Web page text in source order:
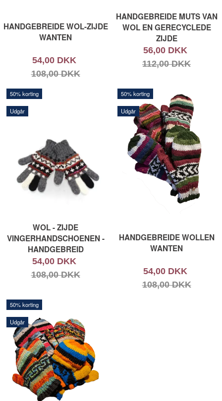
HANDGEBREIDE WOL-ZIJDE
WANTEN
54,00 DKK
108,00 DKK
HANDGEBREIDE MUTS VAN
WOL EN GERECYCLEDE
ZIJDE
56,00 DKK
112,00 DKK
50% korting
Udgår
WOL - ZIJDE
VINGERHANDSCHOENEN -
HANDGEBREID
54,00 DKK
108,00 DKK
50% korting
Udgår
HANDGEBREIDE WOLLEN
WANTEN
54,00 DKK
108,00 DKK
50% korting
Udgår